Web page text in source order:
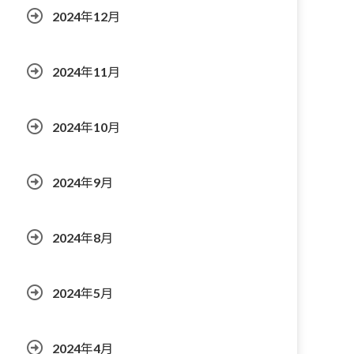
2024年12月
2024年11月
2024年10月
2024年9月
2024年8月
2024年5月
2024年4月